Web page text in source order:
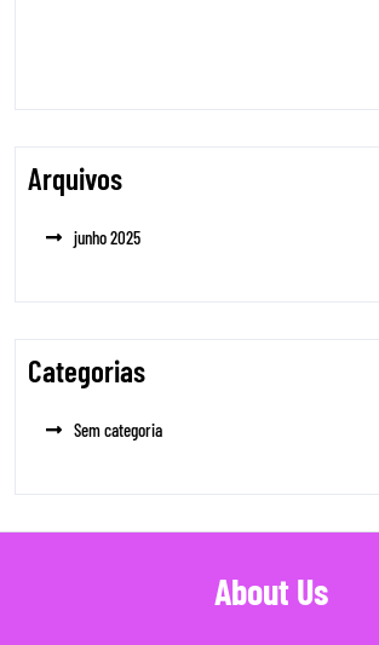
Arquivos
junho 2025
Categorias
Sem categoria
About Us